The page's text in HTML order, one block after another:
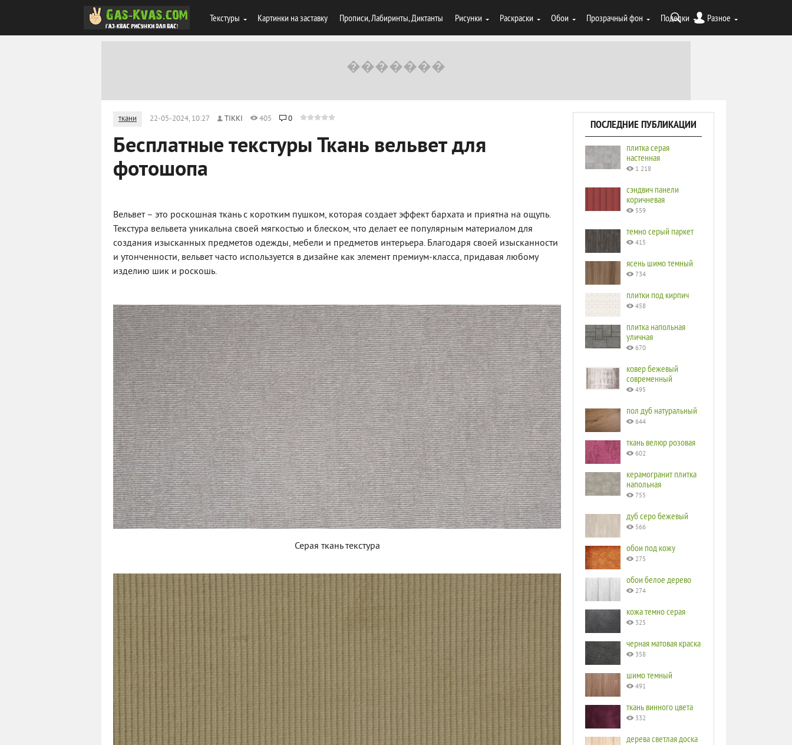
Текстуры Картинки на заставку Прописи, Лабиринты, Диктанты Рисунки Раскраски Обои Прозрачный фон Поделки Разное
ткани 22-05-2024, 10:27 TIKKI 405 0
Бесплатные текстуры Ткань вельвет для
фотошопа
Вельвет – это роскошная ткань с коротким пушком, которая создает эффект бархата и приятна на ощупь.
Текстура вельвета уникальна своей мягкостью и блеском, что делает ее популярным материалом для
создания изысканных предметов одежды, мебели и предметов интерьера. Благодаря своей изысканности
и утонченности, вельвет часто используется в дизайне как элемент премиум-класса, придавая любому
изделию шик и роскошь.
Серая ткань текстура
ПОСЛЕДНИЕ ПУБЛИКАЦИИ
плитка серая
настенная
1 218
сэндвич панели
коричневая
559
темно серый паркет
415
ясень шимо темный
734
плитки под кирпич
458
плитка напольная
уличная
670
ковер бежевый
современный
495
пол дуб натуральный
644
ткань велюр розовая
602
керамогранит плитка
напольная
755
дуб серо бежевый
566
обои под кожу
275
обои белое дерево
274
кожа темно серая
325
черная матовая краска
358
шимо темный
491
ткань винного цвета
332
дерева светлая доска